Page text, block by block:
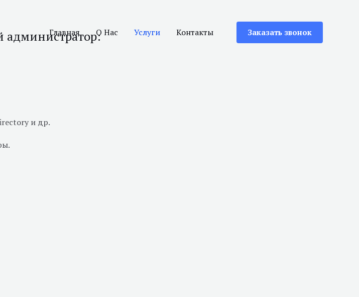
Главная О Нас Услуги Контакты Заказать звонок
администратор:
и др.